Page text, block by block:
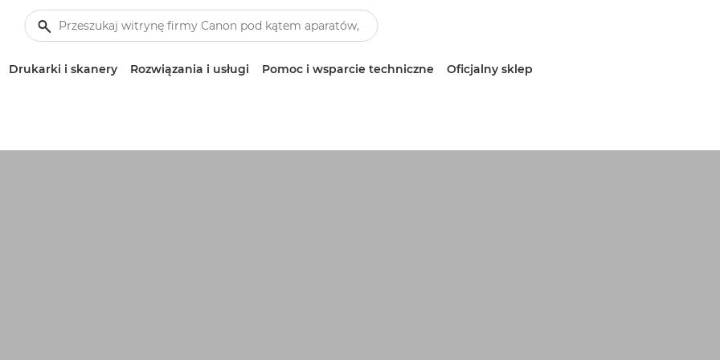
Drukarki i skanery Rozwiązania i usługi Pomoc i wsparcie techniczne Oficjalny sklep